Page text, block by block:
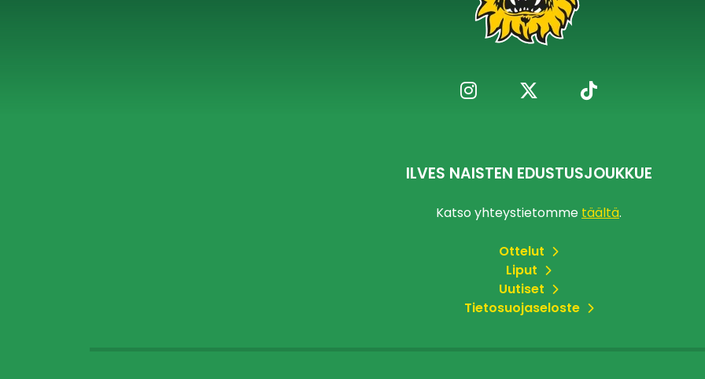
ILVES NAISTEN EDUSTUSJOUKKUE
Katso yhteystietomme täältä.
Ottelut
Liput
Uutiset
Tietosuojaseloste